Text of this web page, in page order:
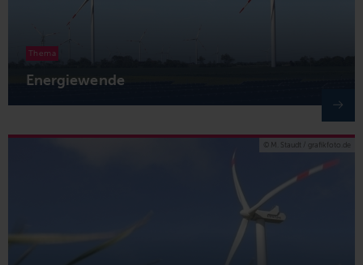
Energiewende
Thema
© M. Staudt / grafikfoto.de